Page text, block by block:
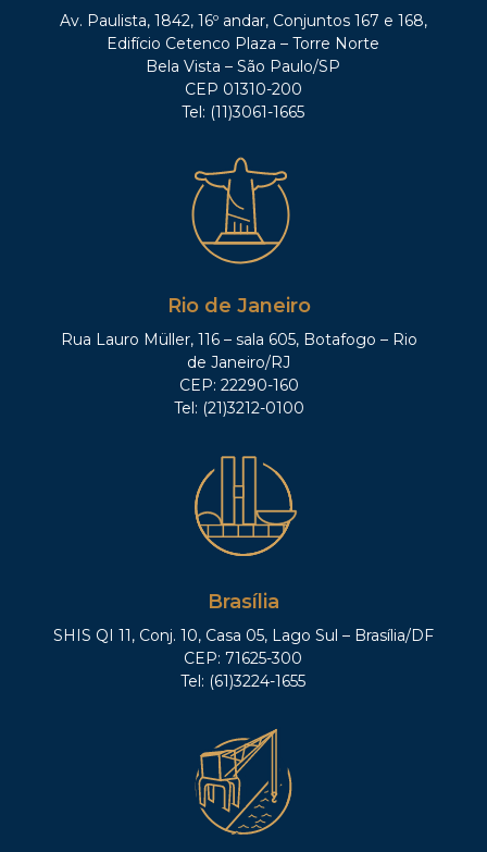
Av. Paulista, 1842, 16º andar, Conjuntos 167 e 168,
Edifício Cetenco Plaza – Torre Norte
Bela Vista – São Paulo/SP
CEP 01310-200
Tel: (11)3061-1665
Rio de Janeiro
Rua Lauro Müller, 116 – sala 605, Botafogo – Rio
de Janeiro/RJ
CEP: 22290-160
Tel: (21)3212-0100
Brasília
SHIS QI 11, Conj. 10, Casa 05, Lago Sul – Brasília/DF
CEP: 71625-300
Tel: (61)3224-1655